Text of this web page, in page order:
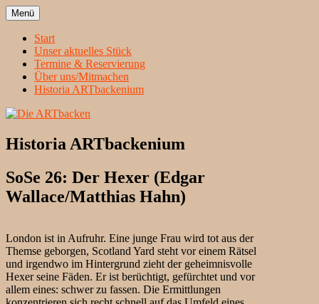
Zum
Inhalt
springen
Die ARTbacken
Menü
Start
Unser aktuelles Stück
Termine & Reservierung
Über uns/Mitmachen
Historia ARTbackenium
Historia ARTbackenium
SoSe 26: Der Hexer (Edgar
Wallace/Matthias Hahn)
London ist in Aufruhr. Eine junge Frau wird tot aus der
Themse geborgen, Scotland Yard steht vor einem Rätsel
und irgendwo im Hintergrund zieht der geheimnisvolle
Hexer seine Fäden. Er ist berüchtigt, gefürchtet und vor
allem eines: schwer zu fassen. Die Ermittlungen